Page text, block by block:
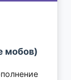
мобов)